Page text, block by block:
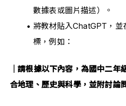
數據表或圖片描述）。
將教材貼入ChatGPT，並
標，例如：
｜請根據以下內容，為國中二
合地理、歷史與科學，並附討論